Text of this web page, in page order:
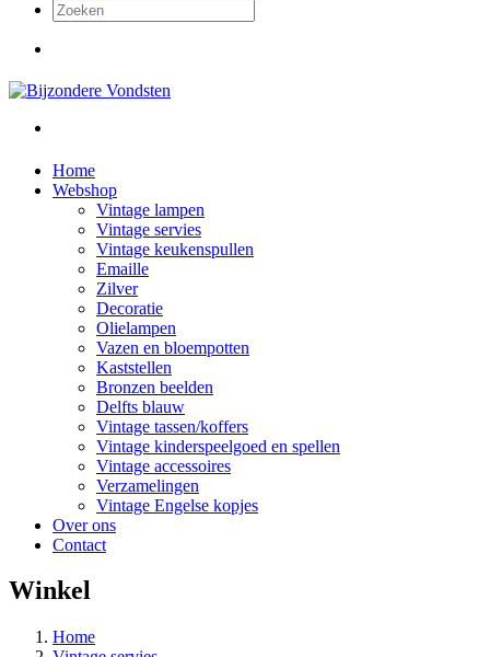
Home
Webshop
Vintage lampen
Vintage servies
Vintage keukenspullen
Emaille
Zilver
Decoratie
Olielampen
Vazen en bloempotten
Kaststellen
Bronzen beelden
Delfts blauw
Vintage tassen/koffers
Vintage kinderspeelgoed en spellen
Vintage accessoires
Verzamelingen
Vintage Engelse kopjes
Over ons
Contact
Winkel
Home